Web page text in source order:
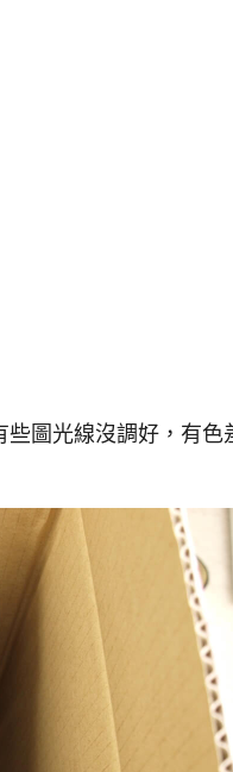
圖光線沒調好，有色